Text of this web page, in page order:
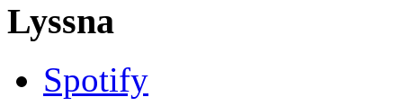
Lyssna
Spotify